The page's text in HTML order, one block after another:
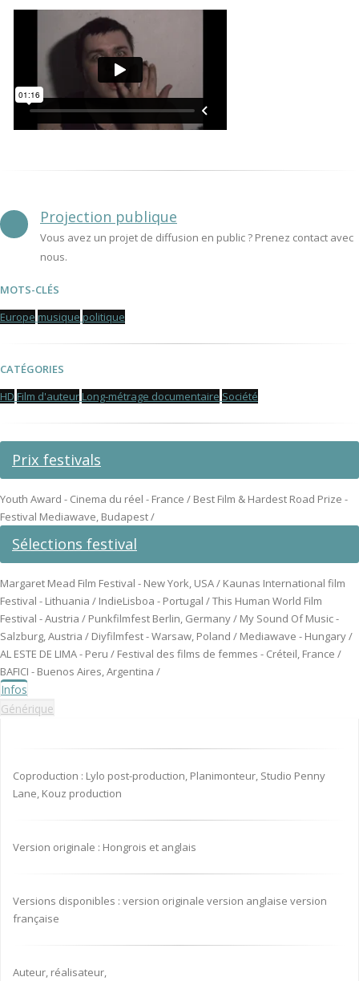
Projection publique
Vous avez un projet de diffusion en public ? Prenez contact avec
nous.
MOTS-CLÉS
Europe musique politique
CATÉGORIES
HD Film d'auteur Long-métrage documentaire Société
Prix festivals
Youth Award - Cinema du réel - France / Best Film & Hardest Road Prize -
Festival Mediawave, Budapest /
Sélections festival
Margaret Mead Film Festival - New York, USA / Kaunas International film
Festival - Lithuania / IndieLisboa - Portugal / This Human World Film
Festival - Austria / Punkfilmfest Berlin, Germany / My Sound Of Music -
Salzburg, Austria / Diyfilmfest - Warsaw, Poland / Mediawave - Hungary /
AL ESTE DE LIMA - Peru / Festival des films de femmes - Créteil, France /
BAFICI - Buenos Aires, Argentina /
Infos
Générique
Coproduction : Lylo post-production, Planimonteur, Studio Penny
Lane, Kouz production
Version originale : Hongrois et anglais
Versions disponibles : version originale version anglaise version
française
Auteur, réalisateur,